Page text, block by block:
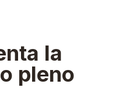
la
pleno